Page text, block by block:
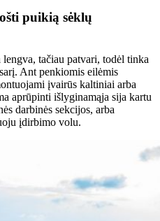
puikią sėklų
tačiau patvari, todėl tinka
Ant penkiomis eilėmis
įvairūs kaltiniai arba
aprūpinti išlyginamąja sija kartu
darbinės sekcijos, arba
įdirbimo volu.